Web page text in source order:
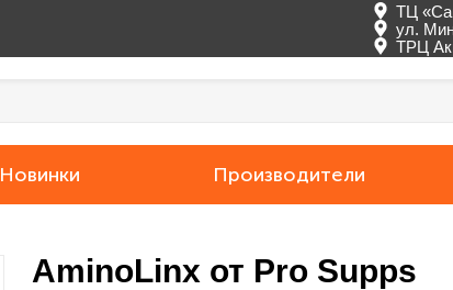
ТЦ
ул.
ТРЦ
Новинки Производители
AminoLinx от Pro Supps